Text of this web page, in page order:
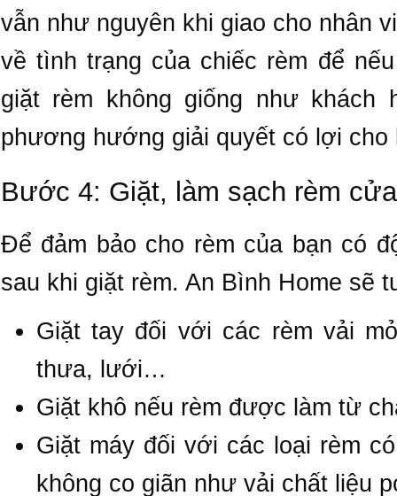
vẫn như nguyên khi giao cho nhân
về tình trạng của chiếc rèm để
giặt rèm không giống như
phương hướng giải quyết có lợi cho
Bước 4: Giặt, làm sạch rèm cửa
Để đảm bảo cho rèm của bạn có
sau khi giặt rèm. An Bình Home sẽ
Giặt tay đối với các rèm vải
thưa, lưới…
Giặt khô nếu rèm được làm từ
Giặt máy đối với các loại rèm
không co giãn như vải chất liệu